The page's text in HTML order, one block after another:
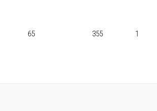
65 355 1